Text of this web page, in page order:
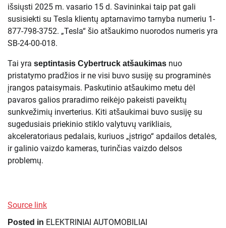
išsiųsti 2025 m. vasario 15 d. Savininkai taip pat gali
susisiekti su Tesla klientų aptarnavimo tarnyba numeriu 1-
877-798-3752. „Tesla“ šio atšaukimo nuorodos numeris yra
SB-24-00-018.
Tai yra septintasis Cybertruck atšaukimas nuo
pristatymo pradžios ir ne visi buvo susiję su programinės
įrangos pataisymais. Paskutinio atšaukimo metu dėl
pavaros galios praradimo reikėjo pakeisti paveiktų
sunkvežimių inverterius. Kiti atšaukimai buvo susiję su
sugedusiais priekinio stiklo valytuvų varikliais,
akceleratoriaus pedalais, kuriuos „įstrigo“ apdailos detalės,
ir galinio vaizdo kameras, turinčias vaizdo delsos
problemų.
Source link
Posted in ELEKTRINIAI AUTOMOBILIAI